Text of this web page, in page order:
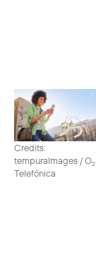
Credits:
tempuraImages / O2
Telefónica